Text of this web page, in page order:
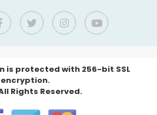
is protected with 256-bit SSL
encryption.
Rights Reserved.